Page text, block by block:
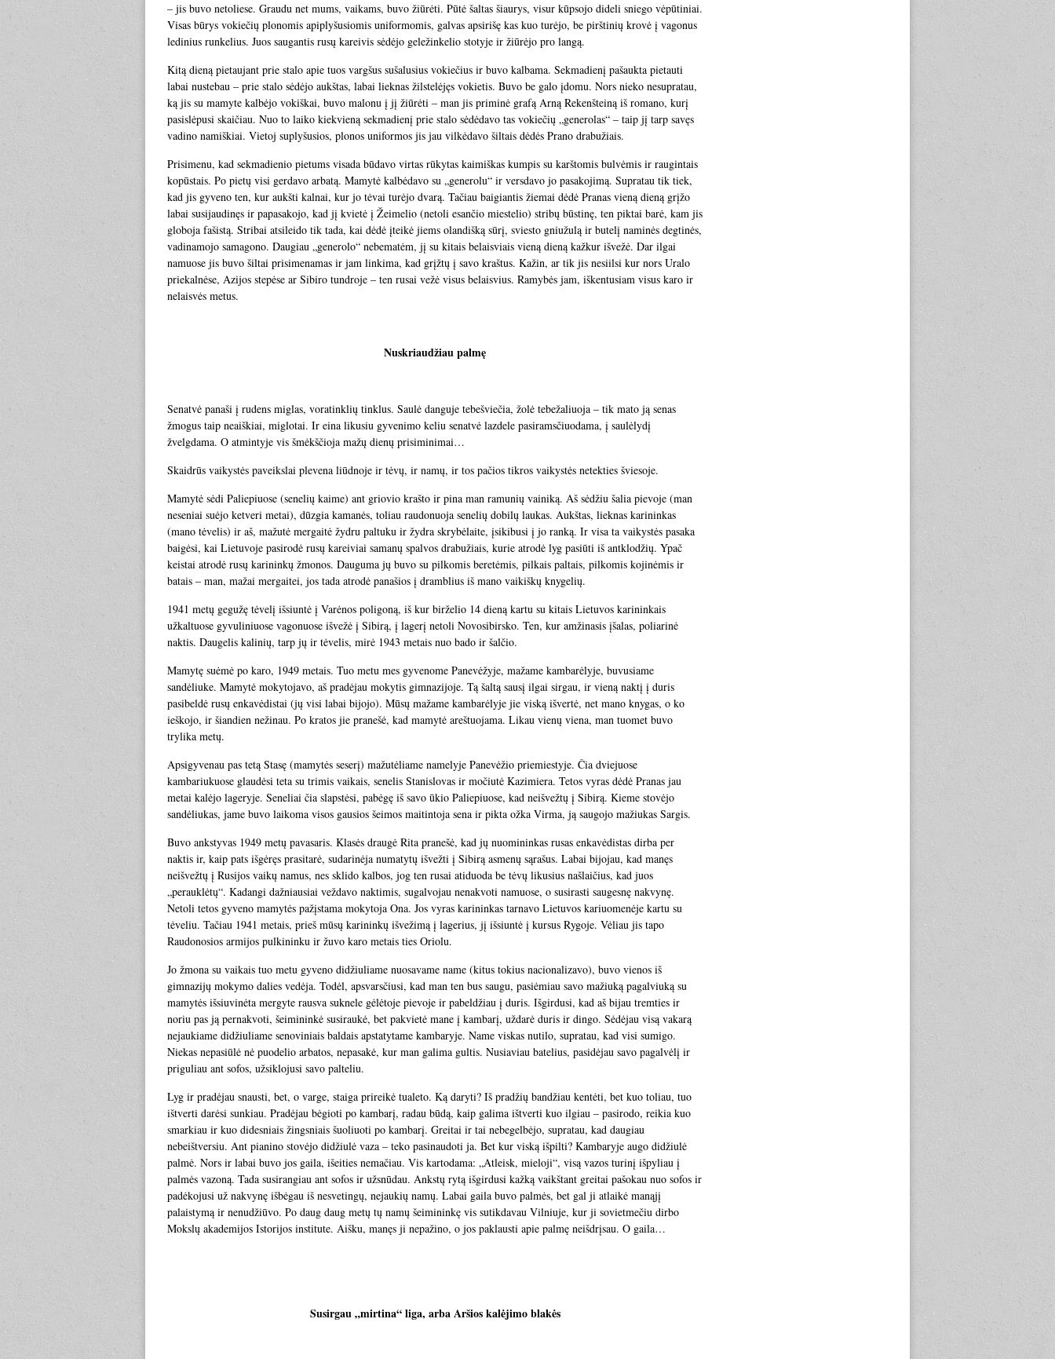
– jis buvo netoliese. Graudu net mums, vaikams, buvo žiūrėti. Pūtė šaltas šiaurys, visur kūpsojo dideli sniego vėpūtiniai.
Visas būrys vokiečių plonomis apiplyšusiomis uniformomis, galvas apsirišę kas kuo turėjo, be pirštinių krovė į vagonus
ledinius runkelius. Juos saugantis rusų kareivis sėdėjo geležinkelio stotyje ir žiūrėjo pro langą.
Kitą dieną pietaujant prie stalo apie tuos vargšus sušalusius vokiečius ir buvo kalbama. Sekmadienį pašaukta pietauti
labai nustebau – prie stalo sėdėjo aukštas, labai lieknas žilstelėjęs vokietis. Buvo be galo įdomu. Nors nieko nesupratau,
ką jis su mamyte kalbėjo vokiškai, buvo malonu į jį žiūrėti – man jis priminė grafą Arną Rekenšteiną iš romano, kurį
pasislėpusi skaičiau. Nuo to laiko kiekvieną sekmadienį prie stalo sėdėdavo tas vokiečių „generolas“ – taip jį tarp savęs
vadino namiškiai. Vietoj suplyšusios, plonos uniformos jis jau vilkėdavo šiltais dėdės Prano drabužiais.
Prisimenu, kad sekmadienio pietums visada būdavo virtas rūkytas kaimiškas kumpis su karštomis bulvėmis ir raugintais
kopūstais. Po pietų visi gerdavo arbatą. Mamytė kalbėdavo su „generolu“ ir versdavo jo pasakojimą. Supratau tik tiek,
kad jis gyveno ten, kur aukšti kalnai, kur jo tėvai turėjo dvarą. Tačiau baigiantis žiemai dėdė Pranas vieną dieną grįžo
labai susijaudinęs ir papasakojo, kad jį kvietė į Žeimelio (netoli esančio miestelio) stribų būstinę, ten piktai barė, kam jis
globoja fašistą. Stribai atsileido tik tada, kai dėdė įteikė jiems olandišką sūrį, sviesto gniužulą ir butelį naminės degtinės,
vadinamojo samagono. Daugiau „generolo“ nebematėm, jį su kitais belaisviais vieną dieną kažkur išvežė. Dar ilgai
namuose jis buvo šiltai prisimenamas ir jam linkima, kad grįžtų į savo kraštus. Kažin, ar tik jis nesiilsi kur nors Uralo
priekalnėse, Azijos stepėse ar Sibiro tundroje – ten rusai vežė visus belaisvius. Ramybės jam, iškentusiam visus karo ir
nelaisvės metus.
Nuskriaudžiau palmę
Senatvė panaši į rudens miglas, voratinklių tinklus. Saulė danguje tebešviečia, žolė tebežaliuoja – tik mato ją senas
žmogus taip neaiškiai, miglotai. Ir eina likusiu gyvenimo keliu senatvė lazdele pasiramsčiuodama, į saulėlydį
žvelgdama. O atmintyje vis šmėkščioja mažų dienų prisiminimai…
Skaidrūs vaikystės paveikslai plevena liūdnoje ir tėvų, ir namų, ir tos pačios tikros vaikystės netekties šviesoje.
Mamytė sėdi Paliepiuose (senelių kaime) ant griovio krašto ir pina man ramunių vainiką. Aš sėdžiu šalia pievoje (man
neseniai suėjo ketveri metai), dūzgia kamanės, toliau raudonuoja senelių dobilų laukas. Aukštas, lieknas karininkas
(mano tėvelis) ir aš, mažutė mergaitė žydru paltuku ir žydra skrybėlaite, įsikibusi į jo ranką. Ir visa ta vaikystės pasaka
baigėsi, kai Lietuvoje pasirodė rusų kareiviai samanų spalvos drabužiais, kurie atrodė lyg pasiūti iš antklodžių. Ypač
keistai atrodė rusų karininkų žmonos. Dauguma jų buvo su pilkomis beretėmis, pilkais paltais, pilkomis kojinėmis ir
batais – man, mažai mergaitei, jos tada atrodė panašios į dramblius iš mano vaikiškų knygelių.
1941 metų gegužę tėvelį išsiuntė į Varėnos poligoną, iš kur birželio 14 dieną kartu su kitais Lietuvos karininkais
užkaltuose gyvuliniuose vagonuose išvežė į Sibirą, į lagerį netoli Novosibirsko. Ten, kur amžinasis įšalas, poliarinė
naktis. Daugelis kalinių, tarp jų ir tėvelis, mirė 1943 metais nuo bado ir šalčio.
Mamytę suėmė po karo, 1949 metais. Tuo metu mes gyvenome Panevėžyje, mažame kambarėlyje, buvusiame
sandėliuke. Mamytė mokytojavo, aš pradėjau mokytis gimnazijoje. Tą šaltą sausį ilgai sirgau, ir vieną naktį į duris
pasibeldė rusų enkavėdistai (jų visi labai bijojo). Mūsų mažame kambarėlyje jie viską išvertė, net mano knygas, o ko
ieškojo, ir šiandien nežinau. Po kratos jie pranešė, kad mamytė areštuojama. Likau vienų viena, man tuomet buvo
trylika metų.
Apsigyvenau pas tetą Stasę (mamytės seserį) mažutėliame namelyje Panevėžio priemiestyje. Čia dviejuose
kambariukuose glaudėsi teta su trimis vaikais, senelis Stanislovas ir močiutė Kazimiera. Tetos vyras dėdė Pranas jau
metai kalėjo lageryje. Seneliai čia slapstėsi, pabėgę iš savo ūkio Paliepiuose, kad neišvežtų į Sibirą. Kieme stovėjo
sandėliukas, jame buvo laikoma visos gausios šeimos maitintoja sena ir pikta ožka Virma, ją saugojo mažiukas Sargis.
Buvo ankstyvas 1949 metų pavasaris. Klasės draugė Rita pranešė, kad jų nuomininkas rusas enkavėdistas dirba per
naktis ir, kaip pats išgėręs prasitarė, sudarinėja numatytų išvežti į Sibirą asmenų sąrašus. Labai bijojau, kad manęs
neišvežtų į Rusijos vaikų namus, nes sklido kalbos, jog ten rusai atiduoda be tėvų likusius našlaičius, kad juos
„perauklėtų“. Kadangi dažniausiai veždavo naktimis, sugalvojau nenakvoti namuose, o susirasti saugesnę nakvynę.
Netoli tetos gyveno mamytės pažįstama mokytoja Ona. Jos vyras karininkas tarnavo Lietuvos kariuomenėje kartu su
tėveliu. Tačiau 1941 metais, prieš mūsų karininkų išvežimą į lagerius, jį išsiuntė į kursus Rygoje. Vėliau jis tapo
Raudonosios armijos pulkininku ir žuvo karo metais ties Oriolu.
Jo žmona su vaikais tuo metu gyveno didžiuliame nuosavame name (kitus tokius nacionalizavo), buvo vienos iš
gimnazijų mokymo dalies vedėja. Todėl, apsvarsčiusi, kad man ten bus saugu, pasiėmiau savo mažiuką pagalviuką su
mamytės išsiuvinėta mergyte rausva suknele gėlėtoje pievoje ir pabeldžiau į duris. Išgirdusi, kad aš bijau tremties ir
noriu pas ją pernakvoti, šeimininkė susiraukė, bet pakvietė mane į kambarį, uždarė duris ir dingo. Sėdėjau visą vakarą
nejaukiame didžiuliame senoviniais baldais apstatytame kambaryje. Name viskas nutilo, supratau, kad visi sumigo.
Niekas nepasiūlė nė puodelio arbatos, nepasakė, kur man galima gultis. Nusiaviau batelius, pasidėjau savo pagalvėlį ir
priguliau ant sofos, užsiklojusi savo palteliu.
Lyg ir pradėjau snausti, bet, o varge, staiga prireikė tualeto. Ką daryti? Iš pradžių bandžiau kentėti, bet kuo toliau, tuo
ištverti darėsi sunkiau. Pradėjau bėgioti po kambarį, radau būdą, kaip galima ištverti kuo ilgiau – pasirodo, reikia kuo
smarkiau ir kuo didesniais žingsniais šuoliuoti po kambarį. Greitai ir tai nebegelbėjo, supratau, kad daugiau
nebeištversiu. Ant pianino stovėjo didžiulė vaza – teko pasinaudoti ja. Bet kur viską išpilti? Kambaryje augo didžiulė
palmė. Nors ir labai buvo jos gaila, išeities nemačiau. Vis kartodama: „Atleisk, mieloji“, visą vazos turinį išpyliau į
palmės vazoną. Tada susirangiau ant sofos ir užsnūdau. Ankstų rytą išgirdusi kažką vaikštant greitai pašokau nuo sofos ir
padėkojusi už nakvynę išbėgau iš nesvetingų, nejaukių namų. Labai gaila buvo palmės, bet gal ji atlaikė manąjį
palaistymą ir nenudžiūvo. Po daug daug metų tų namų šeimininkę vis sutikdavau Vilniuje, kur ji sovietmečiu dirbo
Mokslų akademijos Istorijos institute. Aišku, manęs ji nepažino, o jos paklausti apie palmę neišdrįsau. O gaila…
Susirgau „mirtina“ liga, arba Aršios kalėjimo blakės